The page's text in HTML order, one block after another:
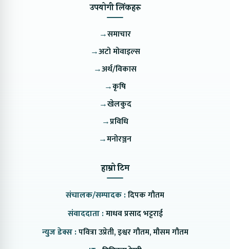
उपयोगी लिंकहरु
→समाचार
→अटो मोवाइल्स
→अर्थ/विकास
→कृषि
→खेलकुद
→प्रविधि
→मनोरञ्जन
हाम्रो टिम
संचालक/सम्पादक :दिपक गौतम
संवाददाता :माधव प्रसाद भट्टराई
न्युज डेक्स :पवित्रा उप्रेती, इश्वर गौतम, मौसम गौतम